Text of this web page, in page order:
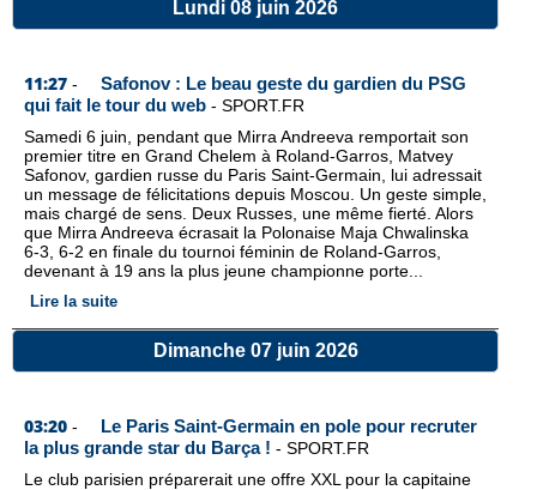
Lundi 08 juin 2026
11:27 -
Safonov : Le beau geste du gardien du PSG
qui fait le tour du web - SPORT.FR
Samedi 6 juin, pendant que Mirra Andreeva remportait son
premier titre en Grand Chelem à Roland-Garros, Matvey
Safonov, gardien russe du Paris Saint-Germain, lui adressait
un message de félicitations depuis Moscou. Un geste simple,
mais chargé de sens. Deux Russes, une même fierté. Alors
que Mirra Andreeva écrasait la Polonaise Maja Chwalinska
6-3, 6-2 en finale du tournoi féminin de Roland-Garros,
devenant à 19 ans la plus jeune championne porte...
Lire la suite
Dimanche 07 juin 2026
03:20 -
Le Paris Saint-Germain en pole pour recruter
la plus grande star du Barça ! - SPORT.FR
Le club parisien préparerait une offre XXL pour la capitaine